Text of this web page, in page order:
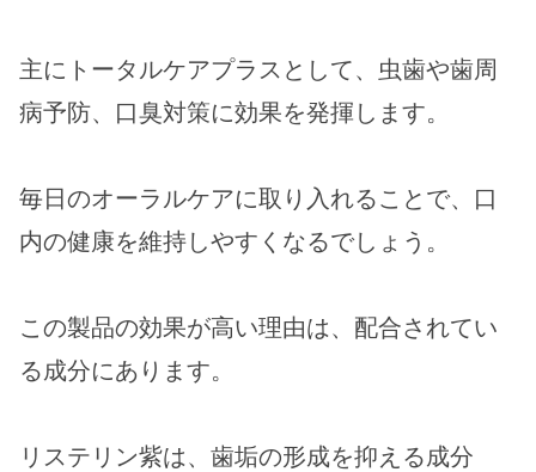
主にトータルケアプラスとして、虫歯や歯周
病予防、口臭対策に効果を発揮します。
毎日のオーラルケアに取り入れることで、口
内の健康を維持しやすくなるでしょう。
この製品の効果が高い理由は、配合されてい
る成分にあります。
リステリン紫は、歯垢の形成を抑える成分